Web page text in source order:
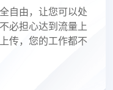
自由，让您可以处
必担心达到流量上
传，您的工作都不